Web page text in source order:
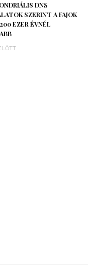
DNS
SZERINT A FAJOK
EZER ÉVNÉL